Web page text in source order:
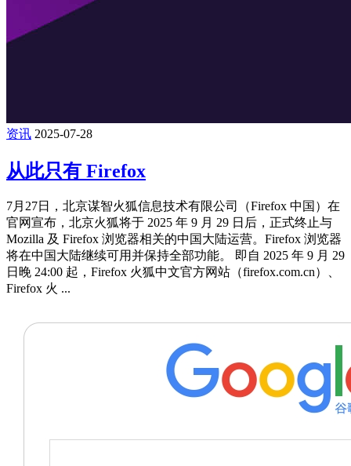
资讯 2025-07-28
从此只有 Firefox
7月27日，北京谋智火狐信息技术有限公司（Firefox 中国）在
官网宣布，北京火狐将于 2025 年 9 月 29 日后，正式终止与
Mozilla 及 Firefox 浏览器相关的中国大陆运营。Firefox 浏览器
将在中国大陆继续可用并保持全部功能。 即自 2025 年 9 月 29
日晚 24:00 起，Firefox 火狐中文官方网站（firefox.com.cn）、
Firefox 火 ...